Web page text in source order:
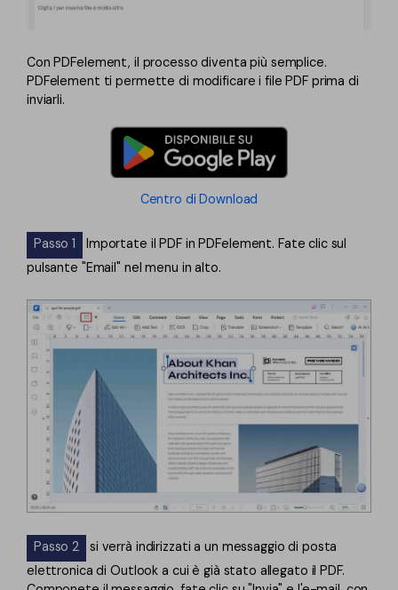
Con PDFelement, il processo diventa più semplice.
PDFelement ti permette di modificare i file PDF prima di
inviarli.
Centro di Download
Passo 1
Importate il PDF in PDFelement. Fate clic sul
pulsante "Email" nel menu in alto.
Passo 2
si verrà indirizzati a un messaggio di posta
elettronica di Outlook a cui è già stato allegato il PDF.